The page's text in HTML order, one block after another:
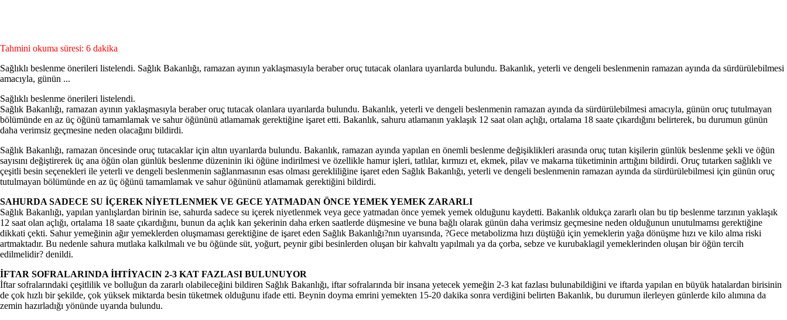
Tahmini okuma süresi: 6 dakika
Sağlıklı beslenme önerileri listelendi. Sağlık Bakanlığı, ramazan ayının yaklaşmasıyla beraber oruç tutacak olanlara uyarılarda bulundu. Bakanlık, yeterli ve dengeli beslenmenin ramazan ayında da sürdürülebilmesi
amacıyla, günün ...
Sağlıklı beslenme önerileri listelendi.
Sağlık Bakanlığı, ramazan ayının yaklaşmasıyla beraber oruç tutacak olanlara uyarılarda bulundu. Bakanlık, yeterli ve dengeli beslenmenin ramazan ayında da sürdürülebilmesi amacıyla, günün oruç tutulmayan
bölümünde en az üç öğünü tamamlamak ve sahur öğününü atlamamak gerektiğine işaret etti. Bakanlık, sahuru atlamanın yaklaşık 12 saat olan açlığı, ortalama 18 saate çıkardığını belirterek, bu durumun günün
daha verimsiz geçmesine neden olacağını bildirdi.
Sağlık Bakanlığı, ramazan öncesinde oruç tutacaklar için altın uyarılarda bulundu. Bakanlık, ramazan ayında yapılan en önemli beslenme değişiklikleri arasında oruç tutan kişilerin günlük beslenme şekli ve öğün
sayısını değiştirerek üç ana öğün olan günlük beslenme düzeninin iki öğüne indirilmesi ve özellikle hamur işleri, tatlılar, kırmızı et, ekmek, pilav ve makarna tüketiminin arttığını bildirdi. Oruç tutarken sağlıklı ve
çeşitli besin seçenekleri ile yeterli ve dengeli beslenmenin sağlanmasının esas olması gerekliliğine işaret eden Sağlık Bakanlığı, yeterli ve dengeli beslenmenin ramazan ayında da sürdürülebilmesi için günün oruç
tutulmayan bölümünde en az üç öğünü tamamlamak ve sahur öğününü atlamamak gerektiğini bildirdi.
SAHURDA SADECE SU İÇEREK NİYETLENMEK VE GECE YATMADAN ÖNCE YEMEK YEMEK ZARARLI
Sağlık Bakanlığı, yapılan yanlışlardan birinin ise, sahurda sadece su içerek niyetlenmek veya gece yatmadan önce yemek yemek olduğunu kaydetti. Bakanlık oldukça zararlı olan bu tip beslenme tarzının yaklaşık
12 saat olan açlığı, ortalama 18 saate çıkardığını, bunun da açlık kan şekerinin daha erken saatlerde düşmesine ve buna bağlı olarak günün daha verimsiz geçmesine neden olduğunun unutulmamsı gerektiğine
dikkati çekti. Sahur yemeğinin ağır yemeklerden oluşmaması gerektiğine de işaret eden Sağlık Bakanlığı?nın uyarısında, ?Gece metabolizma hızı düştüğü için yemeklerin yağa dönüşme hızı ve kilo alma riski
artmaktadır. Bu nedenle sahura mutlaka kalkılmalı ve bu öğünde süt, yoğurt, peynir gibi besinlerden oluşan bir kahvaltı yapılmalı ya da çorba, sebze ve kurubaklagil yemeklerinden oluşan bir öğün tercih
edilmelidir? denildi.
İFTAR SOFRALARINDA İHTİYACIN 2-3 KAT FAZLASI BULUNUYOR
İftar sofralarındaki çeşitlilik ve bolluğun da zararlı olabileceğini bildiren Sağlık Bakanlığı, iftar sofralarında bir insana yetecek yemeğin 2-3 kat fazlası bulunabildiğini ve iftarda yapılan en büyük hatalardan birisinin
de çok hızlı bir şekilde, çok yüksek miktarda besin tüketmek olduğunu ifade etti. Beynin doyma emrini yemekten 15-20 dakika sonra verdiğini belirten Bakanlık, bu durumun ilerleyen günlerde kilo alımına da
zemin hazırladığı yönünde uyarıda bulundu.